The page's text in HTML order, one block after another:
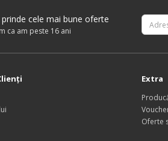
cele mai bune oferte
ca am peste 16 ani
Extra
Oferte